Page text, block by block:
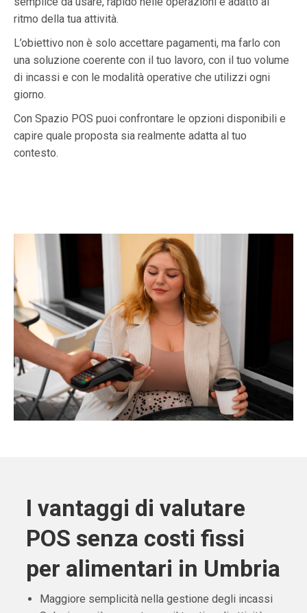
ritmo della tua attività.
L’obiettivo non è solo accettare pagamenti, ma farlo con
una soluzione coerente con il tuo lavoro, con il tuo volume
di incassi e con le modalità operative che utilizzi ogni
giorno.
Con Spazio POS puoi confrontare le opzioni disponibili e
capire quale proposta sia realmente adatta al tuo
contesto.
I vantaggi di valutare
POS senza costi fissi
per alimentari in Umbria
Maggiore semplicità nella gestione degli incassi